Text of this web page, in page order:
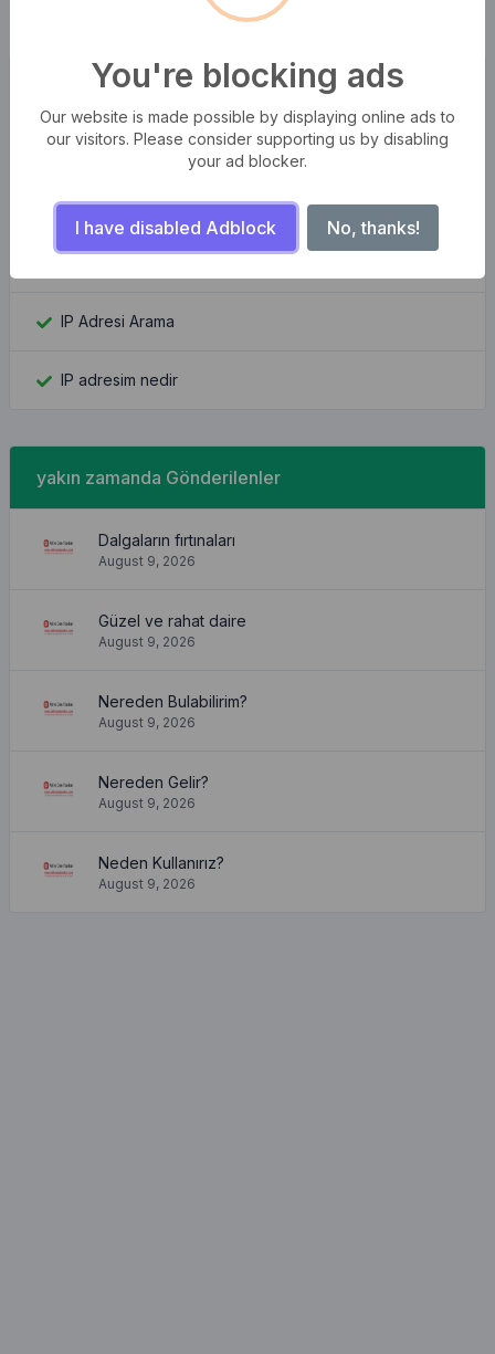
Popüler Araçlar
YouTube Küçük Resim İndiricisi
Base64'e görüntü
IP Adresi Arama
IP adresim nedir
yakın zamanda Gönderilenler
Dalgaların fırtınaları
August 9, 2026
Güzel ve rahat daire
August 9, 2026
Nereden Bulabilirim?
August 9, 2026
Nereden Gelir?
August 9, 2026
Neden Kullanırız?
August 9, 2026
You're blocking ads
Our website is made possible by displaying online ads to
our visitors. Please consider supporting us by disabling
your ad blocker.
I have disabled Adblock No, thanks!